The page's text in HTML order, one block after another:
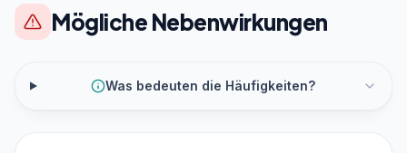
Mögliche Nebenwirkungen
Was bedeuten die Häufigkeiten?